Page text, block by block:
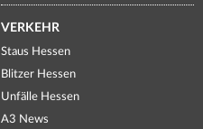
VERKEHR
Staus Hessen
Blitzer Hessen
Unfälle Hessen
A3 News